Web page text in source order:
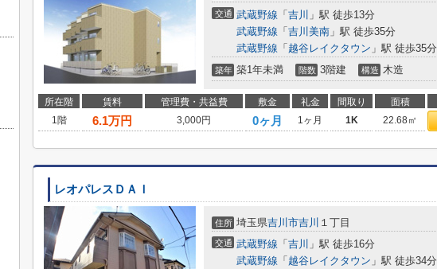
交通 武蔵野線 「 吉川 」駅 徒歩13分
武蔵野線 「 吉川美南 」駅 徒歩35分
武蔵野線 「 越谷レイクタウン 」駅 徒歩35分
築年 築1年未満 階数 3階建 構造 木造
所在階 賃料 管理費・共益費 敷金 礼金 間取り 面積
1階
6.1万円 3,000円 0ヶ月 1ヶ月 1K 22.68㎡
レオパレスＤＡＩ
住所 埼玉県吉川市吉川 １丁目
交通 武蔵野線 「 吉川 」駅 徒歩16分
武蔵野線 「 越谷レイクタウン 」駅 徒歩34分